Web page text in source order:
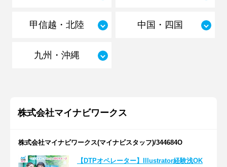
甲信越・北陸 中国・四国
九州・沖縄
株式会社マイナビワークス
株式会社マイナビワークス(マイナビスタッフ)/344684O
【DTPオペレーター】Illustrator経験浅OK